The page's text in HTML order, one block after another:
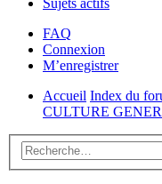
Sujets actifs
FAQ
Connexion
M’enregistrer
Accueil Index du
CULTURE